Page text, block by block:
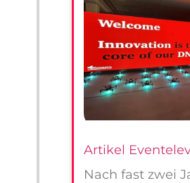
Artikel
Nach fast zwei